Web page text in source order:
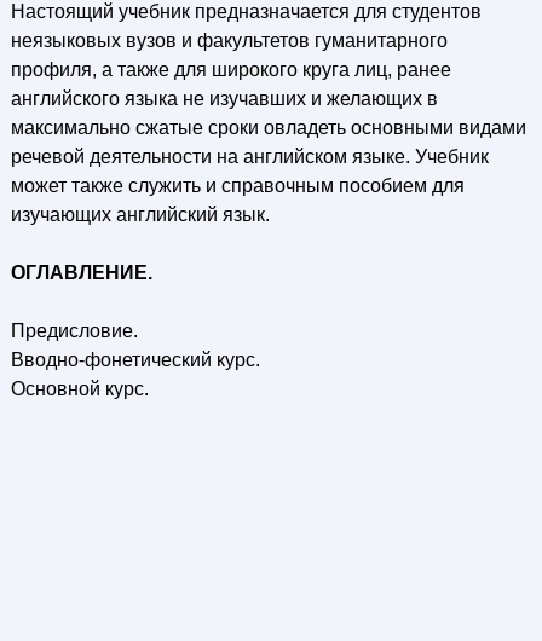
Настоящий учебник предназначается для студентов
неязыковых вузов и факультетов гуманитарного
профиля, а также для широкого круга лиц, ранее
английского языка не изучавших и желающих в
максимально сжатые сроки овладеть основными видами
речевой деятельности на английском языке. Учебник
может также служить и справочным пособием для
изучающих английский язык.
ОГЛАВЛЕНИЕ.
Предисловие.
Вводно-фонетический курс.
Основной курс.